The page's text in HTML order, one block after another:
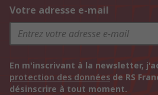
Votre adresse e-mail
En m'inscrivant à la newsletter,
protection des données de RS
désinscrire à tout moment.